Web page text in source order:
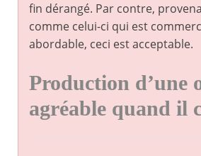
fin dérangé. Par contre,
comme celui-ci qui est
abordable, ceci est acceptable.
Production d’une
agréable quand il